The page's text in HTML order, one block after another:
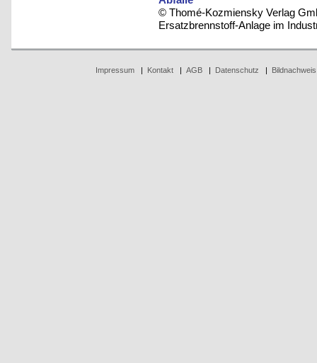
© Thomé-Kozmiensky Verlag
Ersatzbrennstoff-Anlage im
Impressum| Kontakt| AGB| Datenschutz Bildnachweis